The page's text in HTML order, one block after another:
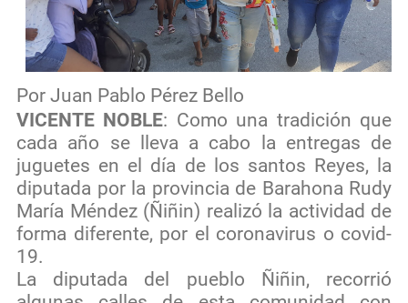
Por Juan Pablo Pérez Bello
VICENTE NOBLE: Como una tradición que
cada año se lleva a cabo la entregas de
juguetes en el día de los santos Reyes, la
diputada por la provincia de Barahona Rudy
María Méndez (Ñiñin) realizó la actividad de
forma diferente, por el coronavirus o covid-
19.
La diputada del pueblo Ñiñin, recorrió